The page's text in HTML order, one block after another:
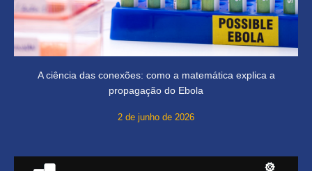
A ciência das conexões: como a matemática explica a
propagação do Ebola
2 de junho de 2026